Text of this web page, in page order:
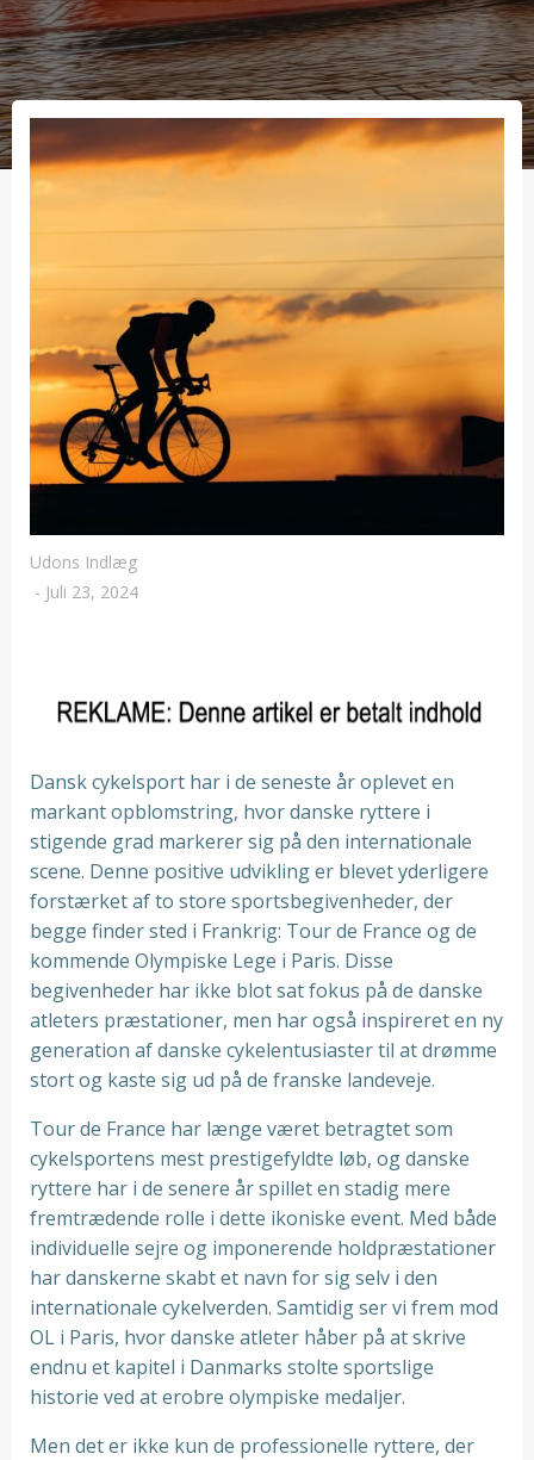
Udons Indlæg
- Juli 23, 2024
Dansk cykelsport har i de seneste år oplevet en
markant opblomstring, hvor danske ryttere i
stigende grad markerer sig på den internationale
scene. Denne positive udvikling er blevet yderligere
forstærket af to store sportsbegivenheder, der
begge finder sted i Frankrig: Tour de France og de
kommende Olympiske Lege i Paris. Disse
begivenheder har ikke blot sat fokus på de danske
atleters præstationer, men har også inspireret en ny
generation af danske cykelentusiaster til at drømme
stort og kaste sig ud på de franske landeveje.
Tour de France har længe været betragtet som
cykelsportens mest prestigefyldte løb, og danske
ryttere har i de senere år spillet en stadig mere
fremtrædende rolle i dette ikoniske event. Med både
individuelle sejre og imponerende holdpræstationer
har danskerne skabt et navn for sig selv i den
internationale cykelverden. Samtidig ser vi frem mod
OL i Paris, hvor danske atleter håber på at skrive
endnu et kapitel i Danmarks stolte sportslige
historie ved at erobre olympiske medaljer.
Men det er ikke kun de professionelle ryttere, der